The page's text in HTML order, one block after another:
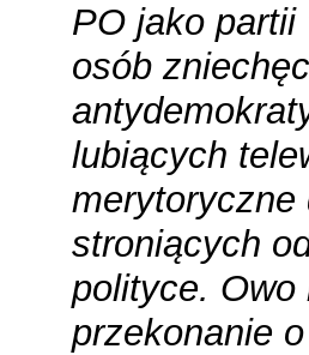
PO jako
osób
lubiących
merytoryczne
stroniących
polityce. Owo
przekonanie